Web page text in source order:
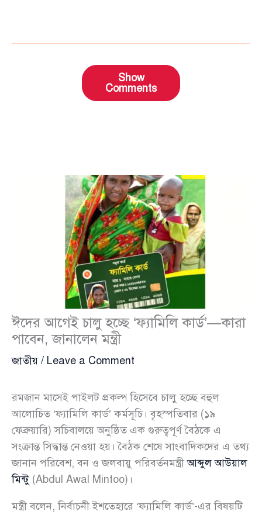
Show
Comments
ঈদের আগেই চালু হচ্ছে ‘ফ্যামিলি কার্ড’—কারা
পাবেন, জানালেন মন্ত্রী
জাতীয় / Leave a Comment
রমজান মাসেই পাইলট প্রকল্প হিসেবে চালু হচ্ছে বহুল
আলোচিত ‘ফ্যামিলি কার্ড’ কর্মসূচি। বৃহস্পতিবার (১৯
ফেব্রুয়ারি) সচিবালয়ে অনুষ্ঠিত এক গুরুত্বপূর্ণ বৈঠকে এ
সংক্রান্ত সিদ্ধান্ত নেওয়া হয়। বৈঠক শেষে সাংবাদিকদের এ তথ্য
জানান পরিবেশ, বন ও জলবায়ু পরিবর্তনমন্ত্রীআব্দুল আউয়াল
মিন্টু (Abdul Awal Mintoo)।
মন্ত্রী বলেন, নির্বাচনী ইশতেহারে ‘ফ্যামিলি কার্ড’-এর বিষয়টি